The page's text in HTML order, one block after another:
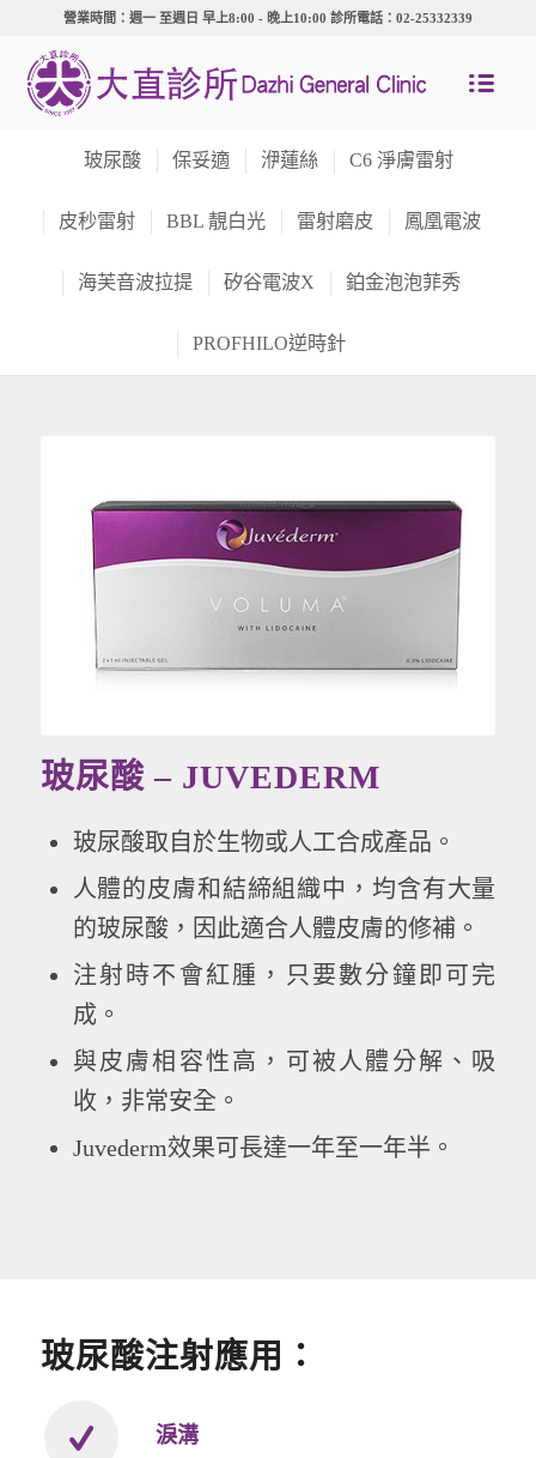
營業時間：週一 至週日 早上8:00 - 晚上10:00 診所電話：02-25332339
玻尿酸 保妥適 洢蓮絲 C6 淨膚雷射
皮秒雷射 BBL 靚白光 雷射磨皮 鳳凰電波
海芙音波拉提 矽谷電波X 鉑金泡泡菲秀
PROFHILO逆時針
玻尿酸 – JUVEDERM
玻尿酸取自於生物或人工合成產品。
人體的皮膚和結締組織中，均含有大量
的玻尿酸，因此適合人體皮膚的修補。
注射時不會紅腫，只要數分鐘即可完
成。
與皮膚相容性高，可被人體分解、吸
收，非常安全。
Juvederm效果可長達一年至一年半。
玻尿酸注射應用：
淚溝